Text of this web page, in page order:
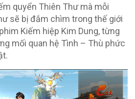
quyển Thiên Thư mà mỗi
sẽ bị đắm chìm trong thế giới
Kiếm hiệp Kim Dung, từng
mối quan hệ Tình – Thù phức